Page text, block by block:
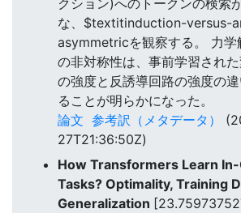
クション)へのトークンの検索
な、$textitinduction-versus-
asymmetricを観察する。 力学
の非対称性は、事前学習され
の強度と反誘導回路の強度の
ることが明らかになった。
論文 参考訳（メタデータ）
27T21:36:50Z)
How Transformers Learn
Tasks? Optimality, Training
Generalization